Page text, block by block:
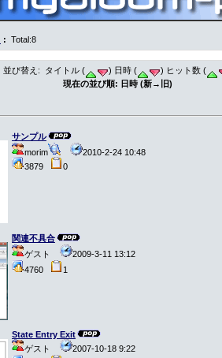
: Total:8
並び替え: タイトル ( ) 日時 ( ) ヒット数 (
現在の並び順: 日時 (新→旧)
サンプル
morim
2010-2-24 10:48
3879
0
関連不具合
ゲスト
2009-3-11 13:12
4760
1
State Entry Exit
ゲスト
2007-10-18 9:22